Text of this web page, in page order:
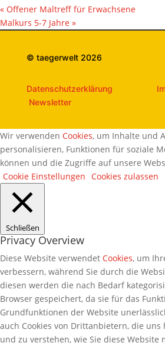
« Offener Maltreff für Erwachsene
Malkurs 5-7 Jahre »
© taegerwelt 2026
Datenschutzerklärung
Newsletter
Wir verwenden Cookies, um Inhalte und
personalisieren, Funktionen für soziale
können und die Zugriffe auf unsere
Cookie Einstellungen Cookies zulassen
Schließen
Privacy Overview
Diese Website verwendet Cookies, um
verbessern, während Sie durch die
diesen werden die nach Bedarf
Browser gespeichert, da sie für das
Grundfunktionen der Website
auch Cookies von Drittanbietern, die uns
und zu verstehen, wie Sie diese Website